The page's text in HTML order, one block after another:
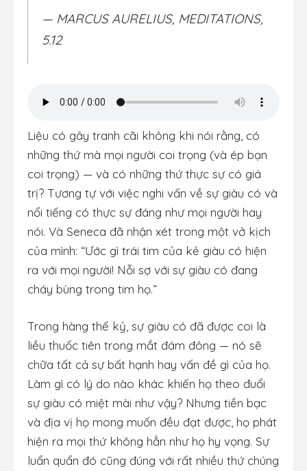
— MARCUS AURELIUS, MEDITATIONS,
5.12
Liệu có gây tranh cãi không khi nói rằng, có
những thứ mà mọi người coi trọng (và ép bạn
coi trọng) — và có những thứ thực sự có giá
trị? Tương tự với việc nghi vấn về sự giàu có và
nổi tiếng có thực sự đáng như mọi người hay
nói. Và Seneca đã nhận xét trong một vở kịch
của mình: “Ước gì trái tim của kẻ giàu có hiện
ra với mọi người! Nỗi sợ với sự giàu có đang
cháy bùng trong tim họ.”
Trong hàng thế kỷ, sự giàu có đã được coi là
liều thuốc tiên trong mắt đám đông — nó sẽ
chữa tất cả sự bất hạnh hay vấn đề gì của họ.
Làm gì có lý do nào khác khiến họ theo đuổi
sự giàu có miệt mài như vậy? Nhưng tiền bạc
và địa vị họ mong muốn đều đạt được, họ phát
hiện ra mọi thứ không hẳn như họ hy vọng. Sự
luẩn quẩn đó cũng đúng với rất nhiều thứ chúng